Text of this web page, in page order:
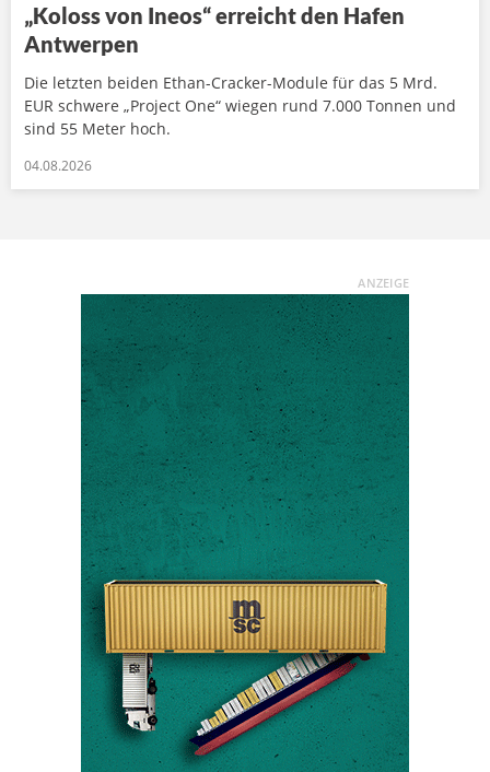
„Koloss von Ineos“ erreicht den Hafen
Antwerpen
Die letzten beiden Ethan-Cracker-Module für das 5 Mrd.
EUR schwere „Project One“ wiegen rund 7.000 Tonnen und
sind 55 Meter hoch.
04.08.2026
ANZEIGE